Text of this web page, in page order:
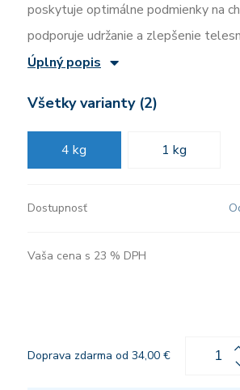
poskytuje optimálne podmienky na
podporuje udržanie a zlepšenie
Úplný popis
Všetky varianty (2)
4 kg 1 kg
Dostupnosť
Vaša cena s 23 % DPH
Doprava zdarma od 34,00 €